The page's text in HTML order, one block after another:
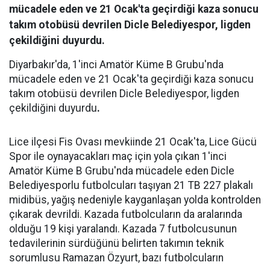
mücadele eden ve 21 Ocak'ta geçirdiği kaza sonucu
takım otobüsü devrilen Dicle Belediyespor, ligden
çekildiğini duyurdu.
Diyarbakır'da, 1'inci Amatör Küme B Grubu'nda
mücadele eden ve 21 Ocak'ta geçirdiği kaza sonucu
takım otobüsü devrilen Dicle Belediyespor, ligden
çekildiğini duyurdu.
Lice ilçesi Fis Ovası mevkiinde 21 Ocak'ta, Lice Gücü
Spor ile oynayacakları maç için yola çıkan 1'inci
Amatör Küme B Grubu'nda mücadele eden Dicle
Belediyesporlu futbolcuları taşıyan 21 TB 227 plakalı
midibüs, yağış nedeniyle kayganlaşan yolda kontrolden
çıkarak devrildi. Kazada futbolcuların da aralarında
olduğu 19 kişi yaralandı. Kazada 7 futbolcusunun
tedavilerinin sürdüğünü belirten takımın teknik
sorumlusu Ramazan Özyurt, bazı futbolcuların